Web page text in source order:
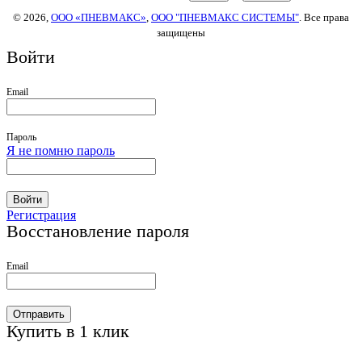
© 2026, ООО «ПНЕВМАКС» ООО "ПНЕВМАКС СИСТЕМЫ" . Все права
защищены
Войти
Email
Пароль
Я не помню пароль
Войти
Регистрация
Восстановление пароля
Email
Отправить
Купить в 1 клик